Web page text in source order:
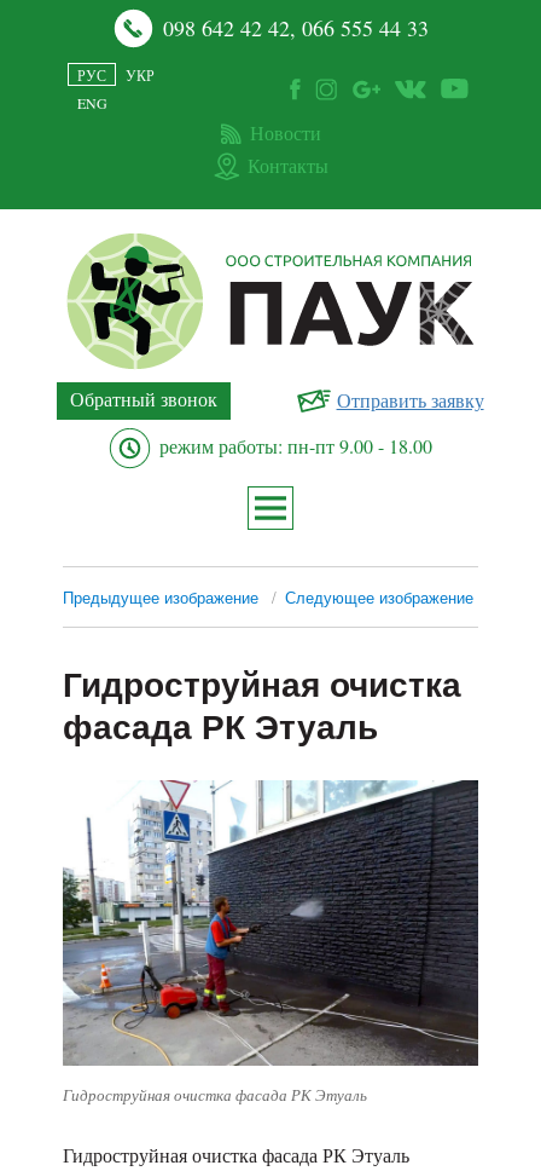
098 642 42 42, 066 555 44 33
РУС
УКР
ENG
Новости
Контакты
Обратный звонок
Отправить заявку
режим работы: пн-пт 9.00 - 18.00
Предыдущее изображение Следующее изображение
Гидроструйная очистка
фасада РК Этуаль
Гидроструйная очистка фасада РК Этуаль
Гидроструйная очистка фасада РК Этуаль